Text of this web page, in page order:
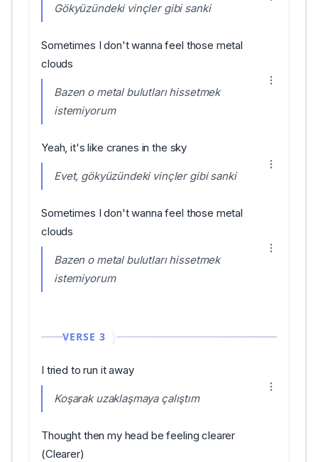
Gökyüzündeki vinçler gibi sanki
Sometimes I don't wanna feel those metal
clouds
Bazen o metal bulutları hissetmek
istemiyorum
Yeah, it's like cranes in the sky
Evet, gökyüzündeki vinçler gibi sanki
Sometimes I don't wanna feel those metal
clouds
Bazen o metal bulutları hissetmek
istemiyorum
VERSE 3
I tried to run it away
Koşarak uzaklaşmaya çalıştım
Thought then my head be feeling clearer
(Clearer)